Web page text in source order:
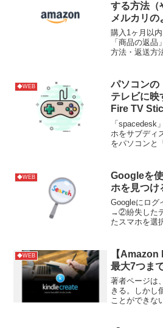
する方法（
メルカリ
購入1ヶ月以
「商品の返
方法・返送方
のQRで返送
◆WEB
パソコンの
テレビに
Fire TV
アプリを使
「spacedesk
ホをサブディ
をパソコンと
プがテレビに
◆WEB
Googleを
ホを見つけ
Googleにロ
→②紛失した
たスマホを選
◆WEB
【
最大7つま
著者ページは
きる。しかし
ことができな